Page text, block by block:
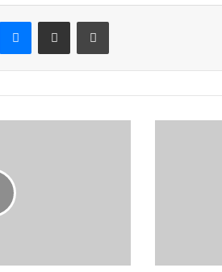
MessengerCompartir por correo electrónicoImprimir
ante